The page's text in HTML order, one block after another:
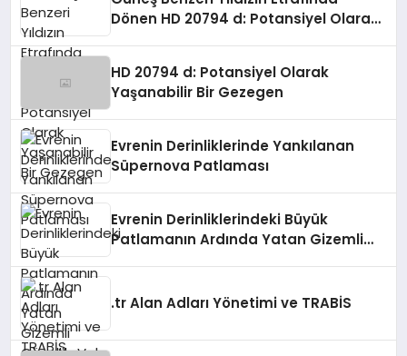
Dönen HD 20794 d: Potansiyel Olarak
HD 20794 d: Potansiyel Olarak
Yaşanabilir Bir Gezegen
Evrenin Derinliklerinde Yankılanan
Süpernova Patlaması
Evrenin Derinliklerindeki Büyük
Patlamanın Ardında Yatan Gizemli
.tr Alan Adları Yönetimi ve TRABİS